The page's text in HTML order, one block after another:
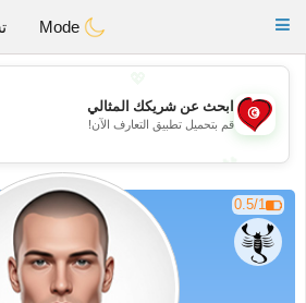
Dating
Toggle
💕
💕
ابحث عن شريكك المثالي
قم بتحميل تطبيق التعارف الآن!
0.5/1